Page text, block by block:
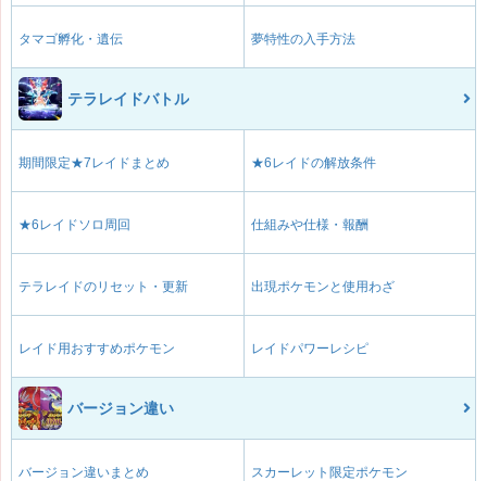
タマゴ孵化・遺伝 夢特性の入手方法
テラレイドバトル
期間限定★7レイドまとめ ★6レイドの解放条件
★6レイドソロ周回 仕組みや仕様・報酬
テラレイドのリセット・更新 出現ポケモンと使用わざ
レイド用おすすめポケモン レイドパワーレシピ
バージョン違い
バージョン違いまとめ スカーレット限定ポケモン